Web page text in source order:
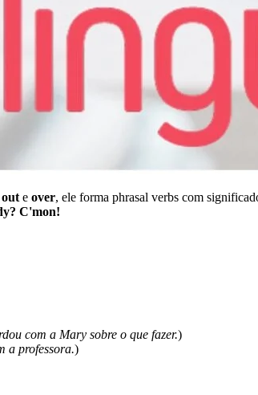
out e over, ele forma phrasal verbs com
C'mon!
com a Mary sobre o que fazer.)
a professora.)